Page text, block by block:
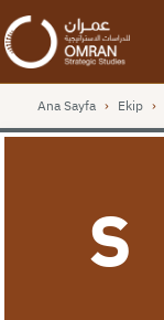
Ana Sayfa › Ekip ›
S